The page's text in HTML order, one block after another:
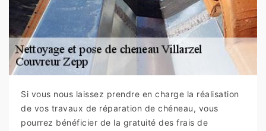
Si vous nous laissez prendre en charge la réalisation
de vos travaux de réparation de chéneau, vous
pourrez bénéficier de la gratuité des frais de